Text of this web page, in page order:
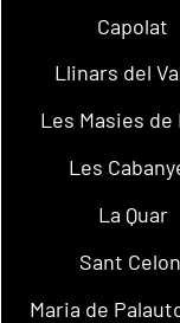
Capolat
Llinars del
Les Masies de
Les
La Quar
Sant
Maria de